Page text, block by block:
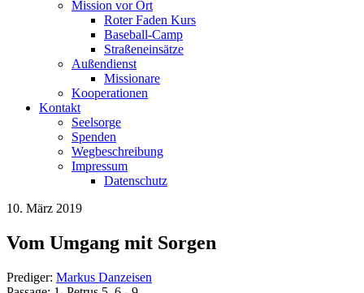
Mission vor Ort
Roter Faden Kurs
Baseball-Camp
Straßeneinsätze
Außendienst
Missionare
Kooperationen
Kontakt
Seelsorge
Spenden
Wegbeschreibung
Impressum
Datenschutz
10. März 2019
Vom Umgang mit Sorgen
Prediger: Markus Danzeisen